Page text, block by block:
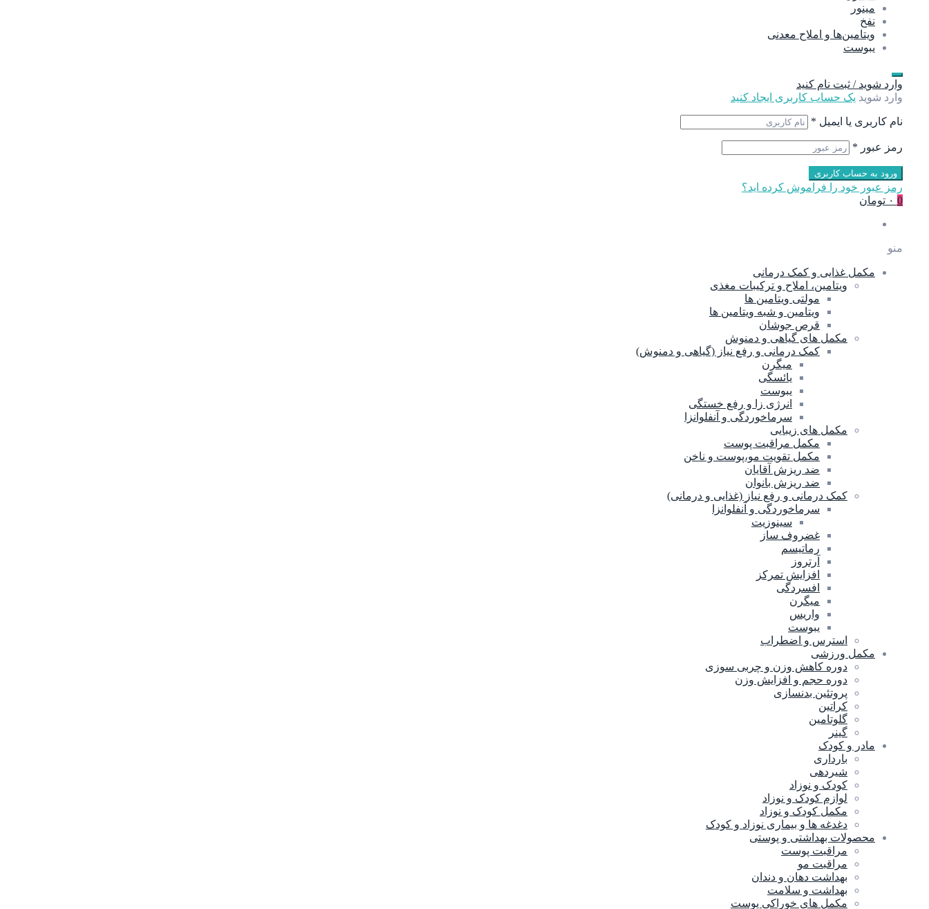
مینور
نفخ
ویتامین‌ها و املاح معدنی
یبوست
وارد شوید / ثبت نام کنید
وارد شوید یک حساب کاربری ایجاد کنید
نام کاربری یا ایمیل *
رمز عبور *
ورود به حساب کاربری
رمز عبور خود را فراموش کرده اید؟
0 ۰ تومان
منو
مکمل غذایی و کمک درمانی
ویتامین، املاح و ترکیبات مغذی
مولتی ویتامین ها
ویتامین و شبه ویتامین ها
قرص جوشان
مکمل های گیاهی و دمنوش
کمک درمانی و رفع نیاز (گیاهی و دمنوش)
میگرن
یائسگی
یبوست
انرژی زا و رفع خستگی
سرماخوردگی و آنفلوانزا
مکمل های زیبایی
مکمل مراقبت پوست
مکمل تقویت مو،پوست و ناخن
ضد ریزش آقایان
ضد ریزش بانوان
کمک درمانی و رفع نیاز (غذایی و درمانی)
سرماخوردگی و آنفلوانزا
سینوزیت
غضروف ساز
رماتیسم
آرتروز
افزایش تمرکز
افسردگی
میگرن
واریس
یبوست
استرس و اضطراب
مکمل ورزشی
دوره کاهش وزن و چربی سوزی
دوره حجم و افزایش وزن
پروتئین بدنسازی
کراتین
گلوتامین
گینر
مادر و کودک
بارداری
شیردهی
کودک و نوزاد
لوازم کودک و نوزاد
مکمل کودک و نوزاد
دغدغه ها و بیماری نوزاد و کودک
محصولات بهداشتی و پوستی
مراقبت پوست
مراقبت مو
بهداشت دهان و دندان
بهداشت و سلامت
مکمل های خوراکی پوست